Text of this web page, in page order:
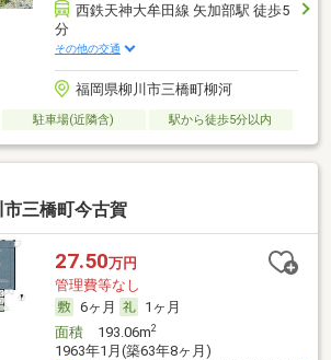
西鉄天神大牟田線 矢加部駅 徒歩5
分
その他の交通
福岡県柳川市三橋町柳河
駐車場(近隣含) 駅から徒歩5分以内
三橋町今古賀
27.50万円
管理費等なし
6ヶ月
1ヶ月
面積193.06m2
1963年1月(築63年8ヶ月)